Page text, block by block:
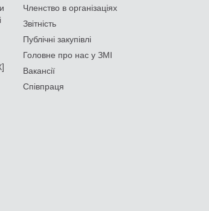
Членство в організаціях
Звітність
Публічні закупівлі
Головне про нас у ЗМІ
Вакансії
Співпраця